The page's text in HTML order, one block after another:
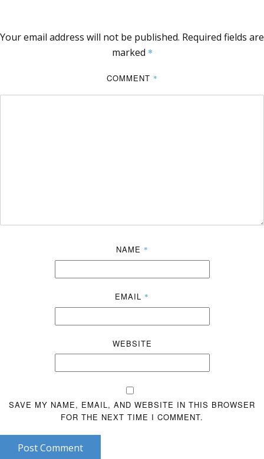
Your email address will not be published. Required fields are
marked *
COMMENT *
NAME *
EMAIL *
WEBSITE
SAVE MY NAME, EMAIL, AND WEBSITE IN THIS BROWSER
FOR THE NEXT TIME I COMMENT.
Post Comment